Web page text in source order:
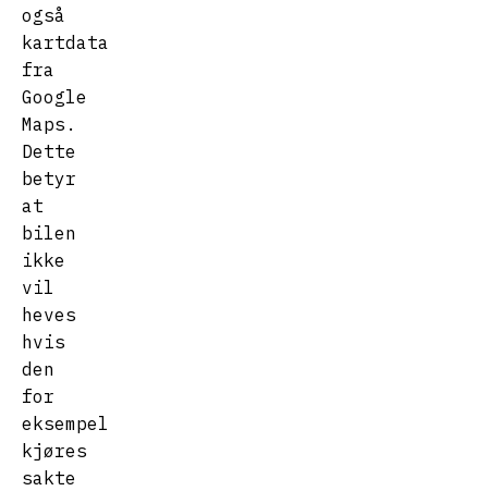
også
kartdata
fra
Google
Maps.
Dette
betyr
at
bilen
ikke
vil
heves
hvis
den
for
eksempel
kjøres
sakte